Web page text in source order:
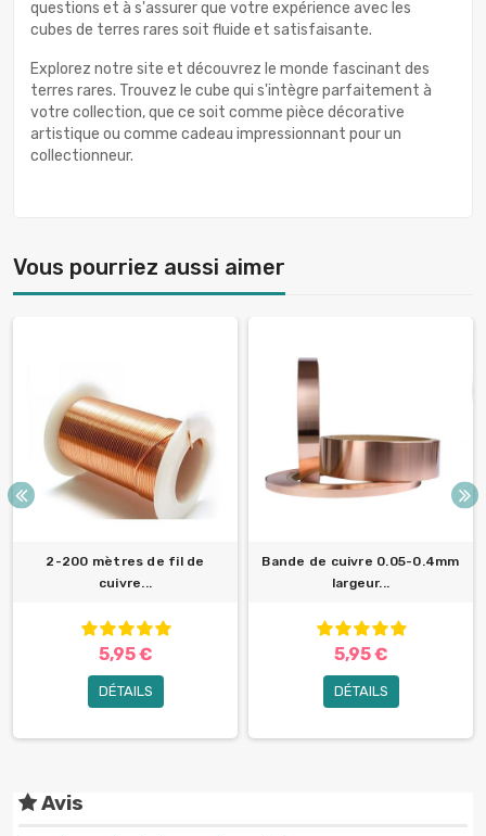
questions et à s'assurer que votre expérience avec les
cubes de terres rares soit fluide et satisfaisante.
Explorez notre site et découvrez le monde fascinant des
terres rares. Trouvez le cube qui s'intègre parfaitement à
votre collection, que ce soit comme pièce décorative
artistique ou comme cadeau impressionnant pour un
collectionneur.
Vous pourriez aussi aimer
2-200 mètres de fil de
cuivre...
5,95 €
DÉTAILS
Bande de cuivre 0.05-0.4mm
largeur...
5,95 €
DÉTAILS
Avis